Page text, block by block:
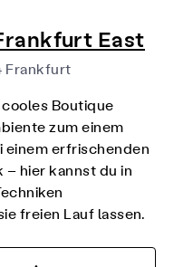
East
Frankfurt
Boutique
zum einem
einem erfrischenden
– hier kannst du in
freien Lauf lassen.​